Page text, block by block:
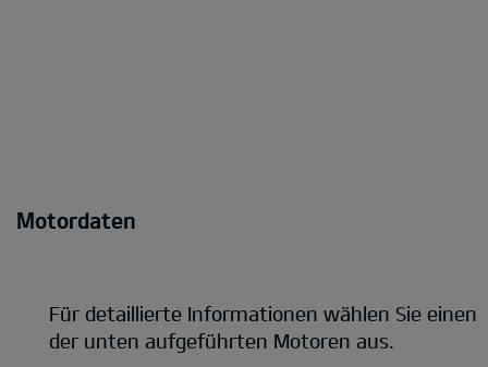
Motordaten
Für de­tail­lierte Informationen wählen Sie einen
der unten aufgeführten Motoren aus.